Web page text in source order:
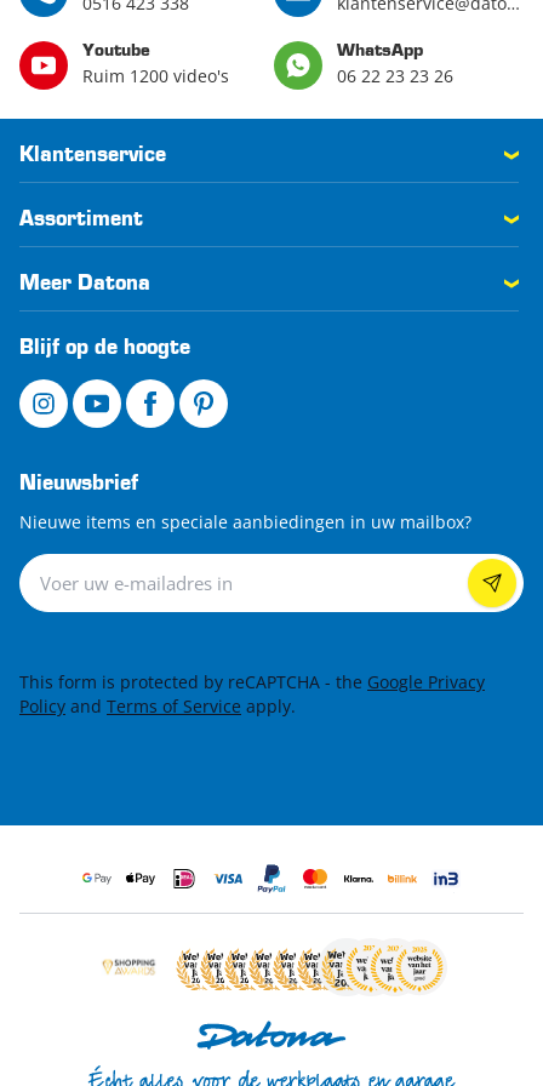
Youtube
Ruim 1200 video's
WhatsApp
06 22 23 23 26
Klantenservice
Assortiment
Meer Datona
Blijf op de hoogte
Nieuwsbrief
Nieuwe items en speciale aanbiedingen in uw mailbox?
Nieuwsbrief
This form is protected by reCAPTCHA - the Google Privacy
Policy and Terms of Service apply.